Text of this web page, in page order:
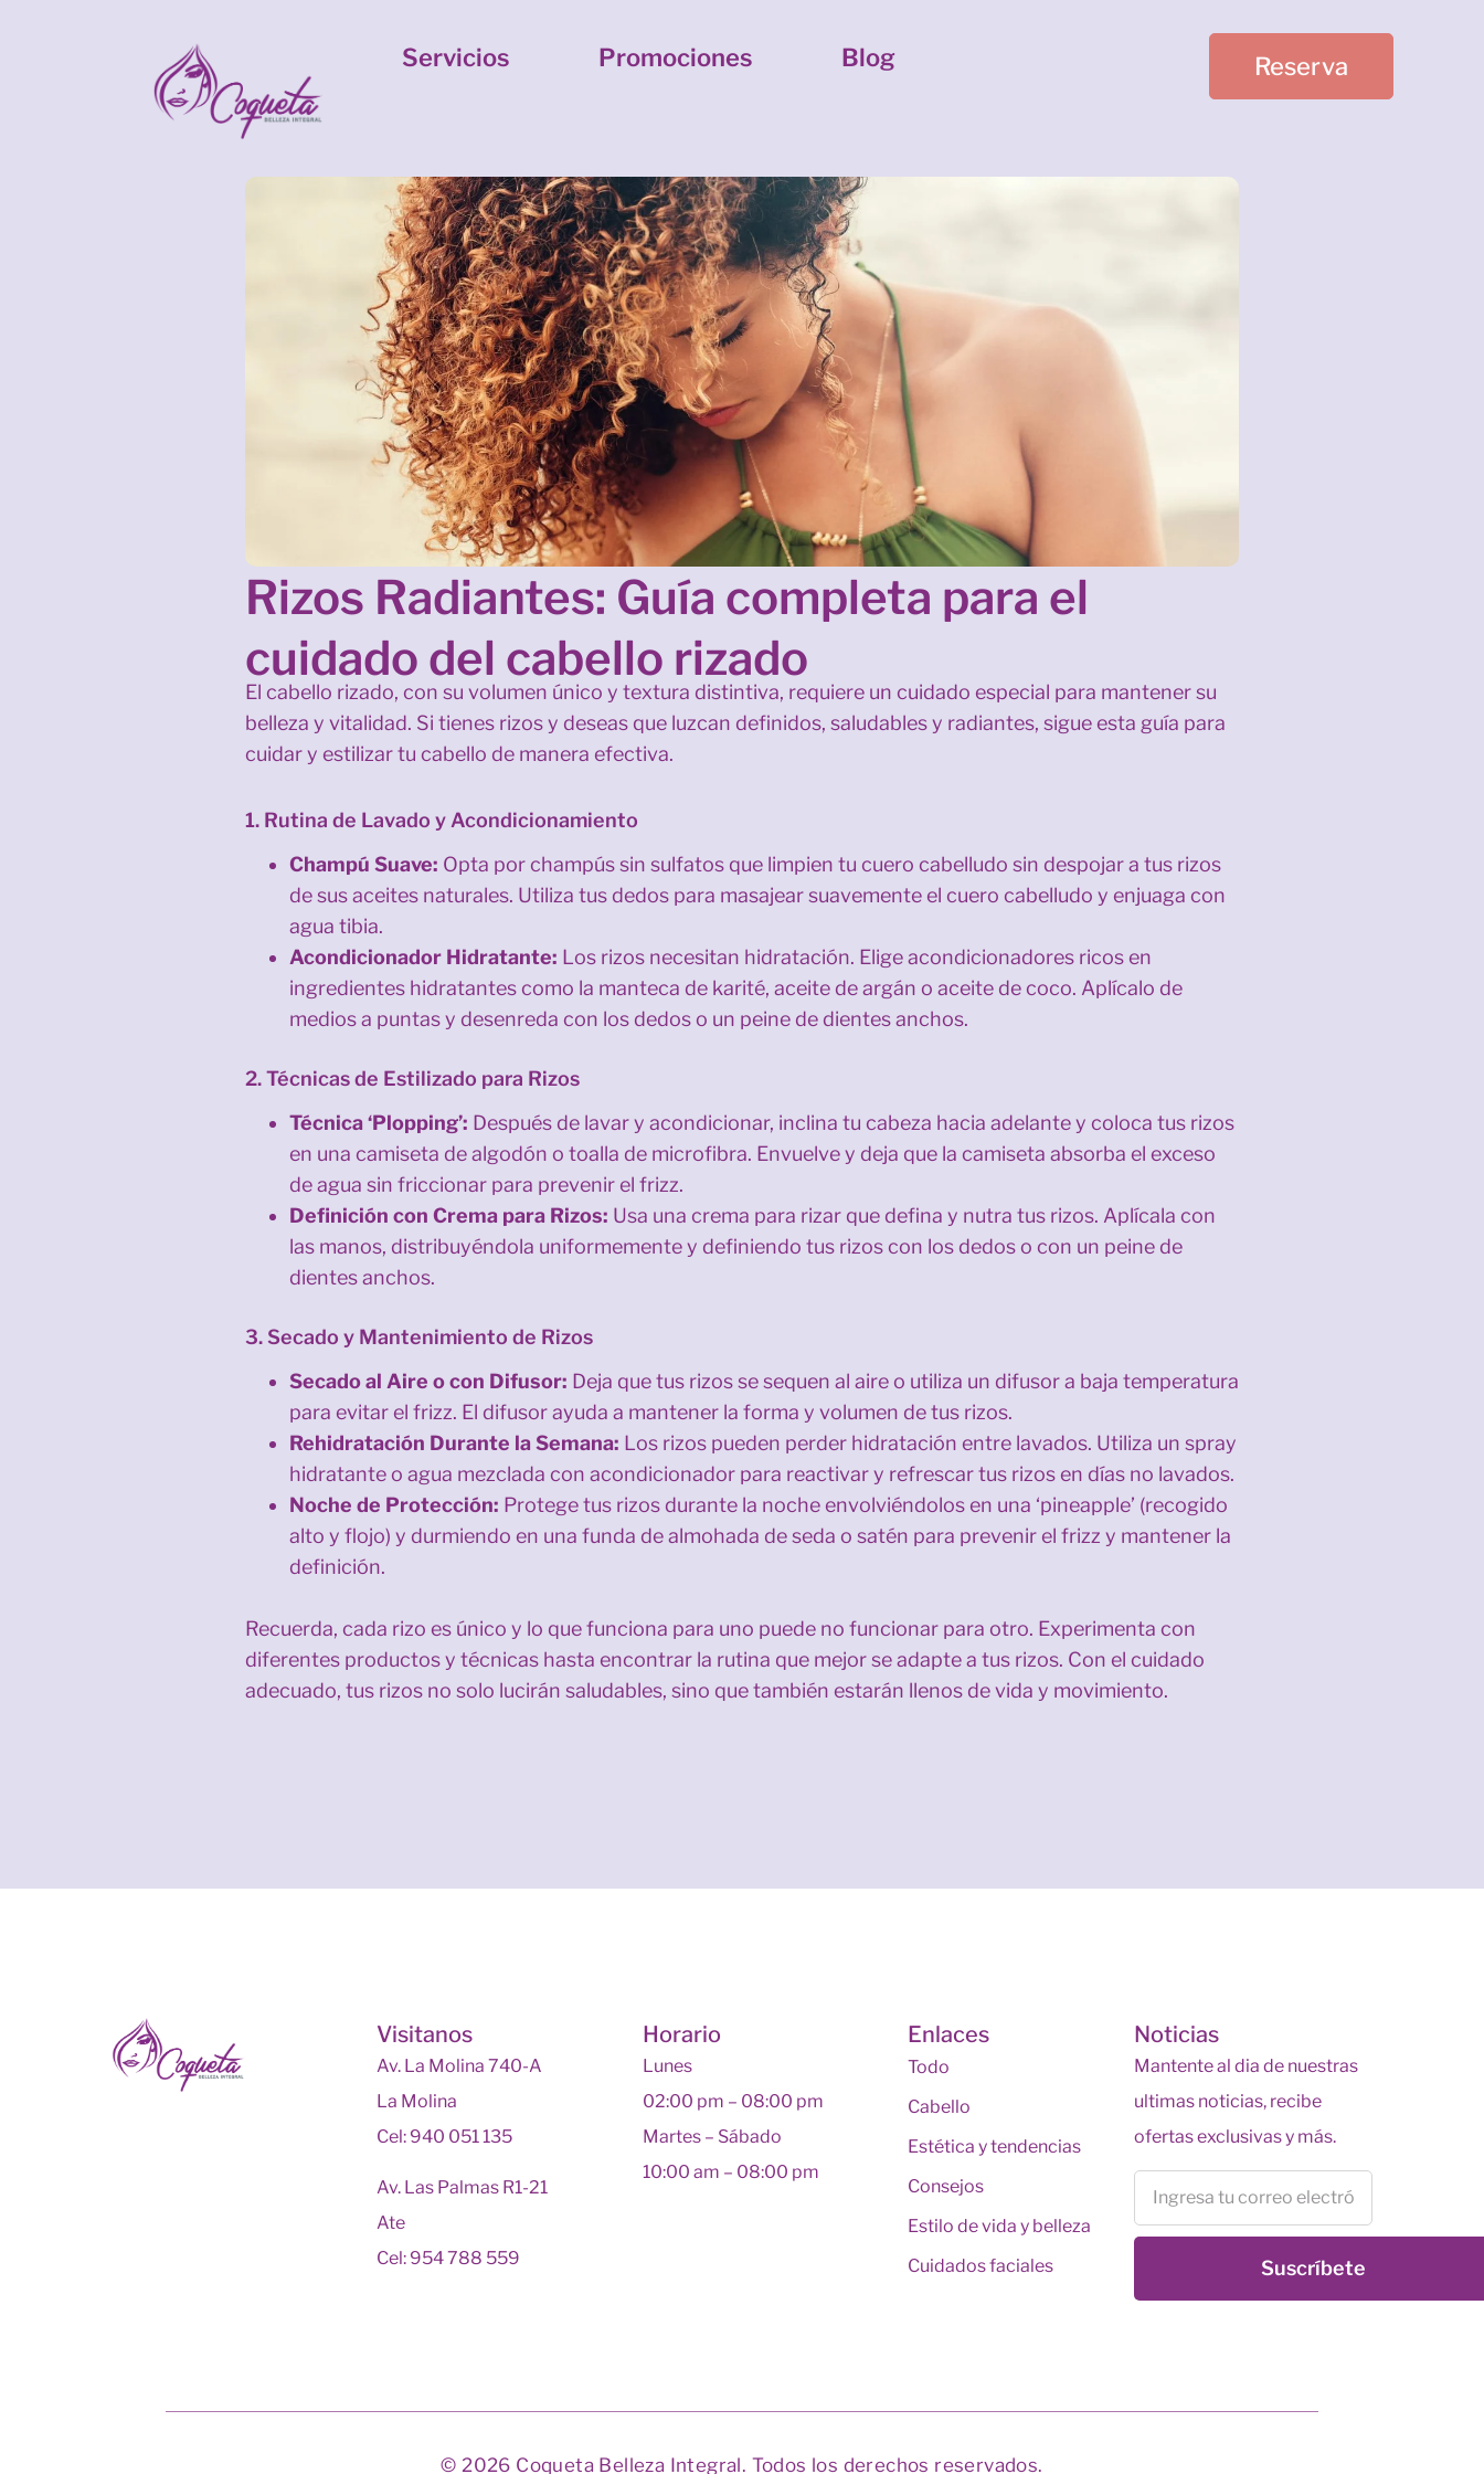
Servicios Promociones Blog Reserva
Rizos Radiantes: Guía completa para el
cuidado del cabello rizado
El cabello rizado, con su volumen único y textura distintiva, requiere un cuidado especial para mantener su
belleza y vitalidad. Si tienes rizos y deseas que luzcan definidos, saludables y radiantes, sigue esta guía para
cuidar y estilizar tu cabello de manera efectiva.
1. Rutina de Lavado y Acondicionamiento
Champú Suave: Opta por champús sin sulfatos que limpien tu cuero cabelludo sin despojar a tus rizos
de sus aceites naturales. Utiliza tus dedos para masajear suavemente el cuero cabelludo y enjuaga con
agua tibia.
Acondicionador Hidratante: Los rizos necesitan hidratación. Elige acondicionadores ricos en
ingredientes hidratantes como la manteca de karité, aceite de argán o aceite de coco. Aplícalo de
medios a puntas y desenreda con los dedos o un peine de dientes anchos.
2. Técnicas de Estilizado para Rizos
Técnica ‘Plopping’: Después de lavar y acondicionar, inclina tu cabeza hacia adelante y coloca tus rizos
en una camiseta de algodón o toalla de microfibra. Envuelve y deja que la camiseta absorba el exceso
de agua sin friccionar para prevenir el frizz.
Definición con Crema para Rizos: Usa una crema para rizar que defina y nutra tus rizos. Aplícala con
las manos, distribuyéndola uniformemente y definiendo tus rizos con los dedos o con un peine de
dientes anchos.
3. Secado y Mantenimiento de Rizos
Secado al Aire o con Difusor: Deja que tus rizos se sequen al aire o utiliza un difusor a baja temperatura
para evitar el frizz. El difusor ayuda a mantener la forma y volumen de tus rizos.
Rehidratación Durante la Semana: Los rizos pueden perder hidratación entre lavados. Utiliza un spray
hidratante o agua mezclada con acondicionador para reactivar y refrescar tus rizos en días no lavados.
Noche de Protección: Protege tus rizos durante la noche envolviéndolos en una ‘pineapple’ (recogido
alto y flojo) y durmiendo en una funda de almohada de seda o satén para prevenir el frizz y mantener la
definición.
Recuerda, cada rizo es único y lo que funciona para uno puede no funcionar para otro. Experimenta con
diferentes productos y técnicas hasta encontrar la rutina que mejor se adapte a tus rizos. Con el cuidado
adecuado, tus rizos no solo lucirán saludables, sino que también estarán llenos de vida y movimiento.
Visitanos
Av. La Molina 740-A
La Molina
Cel: 940 051 135
Av. Las Palmas R1-21
Ate
Cel: 954 788 559
Horario
Lunes
02:00 pm – 08:00 pm
Martes – Sábado
10:00 am – 08:00 pm
Enlaces
Todo
Cabello
Estética y tendencias
Consejos
Estilo de vida y belleza
Cuidados faciales
Noticias
Mantente al dia de nuestras
ultimas noticias, recibe
ofertas exclusivas y más.
Suscríbete
© 2026 Coqueta Belleza Integral. Todos los derechos reservados.